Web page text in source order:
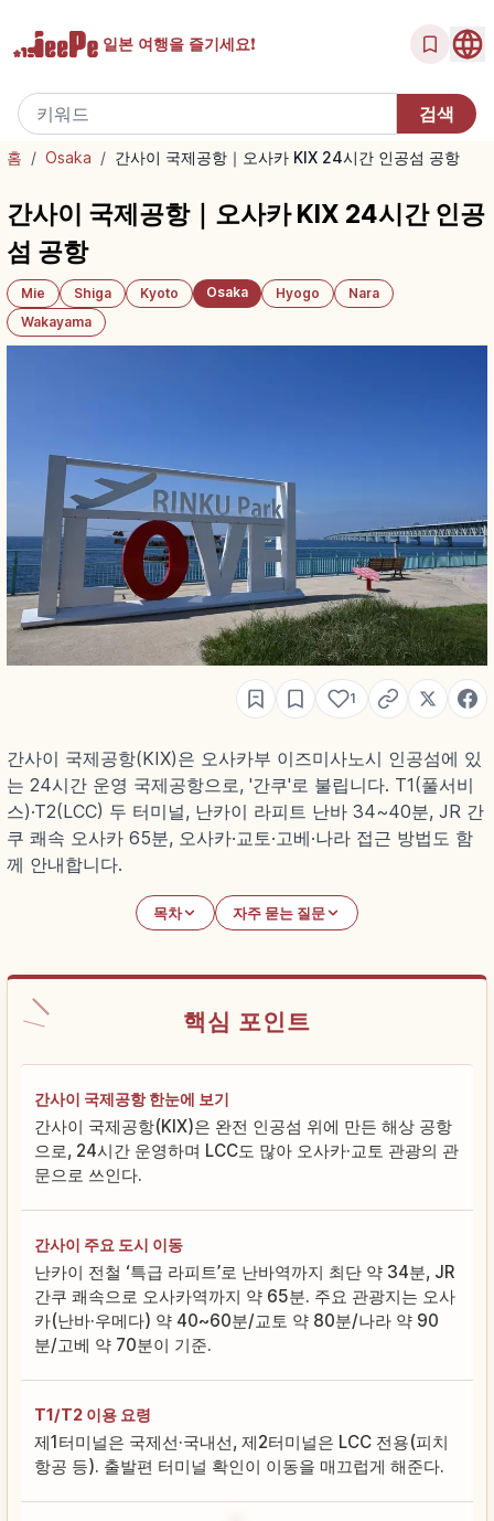
일본 여행을 즐기세요!
홈 / Osaka / 간사이 국제공항｜오사카 KIX 24시간 인공섬 공항
간사이 국제공항｜오사카 KIX 24시간 인공
섬 공항
Mie Shiga Kyoto Osaka Hyogo
Nara
Wakayama
1
간사이 국제공항(KIX)은 오사카부 이즈미사노시 인공섬에 있
는 24시간 운영 국제공항으로, '간쿠'로 불립니다. T1(풀서비
스)·T2(LCC) 두 터미널, 난카이 라피트 난바 34~40분, JR 간
쿠 쾌속 오사카 65분, 오사카·교토·고베·나라 접근 방법도 함
께 안내합니다.
목차 자주 묻는 질문
핵심 포인트
간사이 국제공항 한눈에 보기
간사이 국제공항(KIX)은 완전 인공섬 위에 만든 해상 공항
으로, 24시간 운영하며 LCC도 많아 오사카·교토 관광의 관
문으로 쓰인다.
간사이 주요 도시 이동
난카이 전철 ‘특급 라피트’로 난바역까지 최단 약 34분, JR
간쿠 쾌속으로 오사카역까지 약 65분. 주요 관광지는 오사
카(난바·우메다) 약 40~60분/교토 약 80분/나라 약 90
분/고베 약 70분이 기준.
T1/T2 이용 요령
제1터미널은 국제선·국내선, 제2터미널은 LCC 전용(피치
항공 등). 출발편 터미널 확인이 이동을 매끄럽게 해준다.